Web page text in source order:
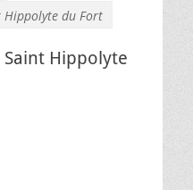
Hippolyte du Fort
Hippolyte